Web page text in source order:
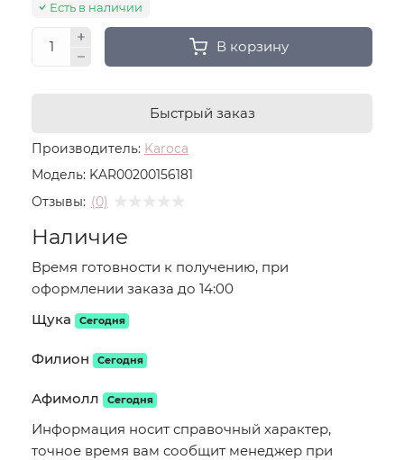
Производитель: Karoca
Модель: KAR00200156181
Отзывы: (0)
Есть в наличии
В корзину
Быстрый заказ
Наличие
Время готовности к получению, при
оформлении заказа до 14:00
Щука
Сегодня
Филион Сегодня
Афимолл Сегодня
Информация носит справочный характер,
точное время вам сообщит менеджер при